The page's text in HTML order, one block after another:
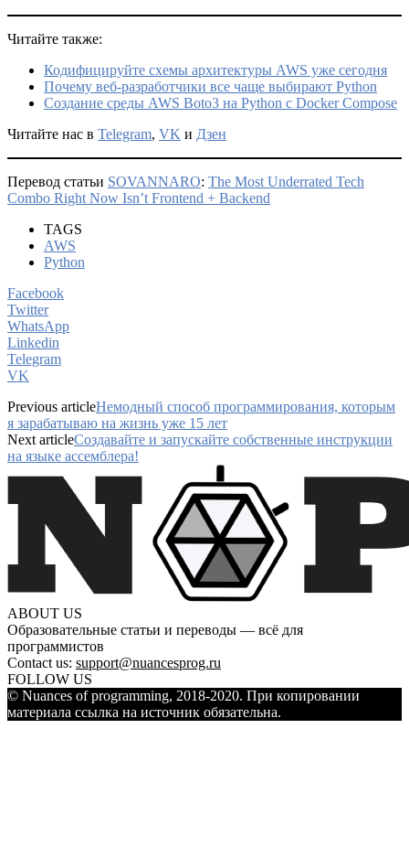
Читайте также:
Кодифицируйте схемы архитектуры AWS уже сегодня
Почему веб-разработчики все чаще выбирают Python
Создание среды AWS Boto3 на Python с Docker Compose
Читайте нас в Telegram, VK и Дзен
Перевод статьи SOVANNARO: The Most Underrated Tech
Combo Right Now Isn’t Frontend + Backend
TAGS
AWS
Python
Facebook
Twitter
WhatsApp
Linkedin
Telegram
VK
Previous articleНемодный способ программирования, которым
я зарабатываю на жизнь уже 15 лет
Next articleСоздавайте и запускайте собственные инструкции
на языке ассемблера!
ABOUT US
Образовательные статьи и переводы — всё для
программистов
Contact us: support@nuancesprog.ru
FOLLOW US
© Nuances of programming, 2018-2020. При копировании
материала ссылка на источник обязательна.